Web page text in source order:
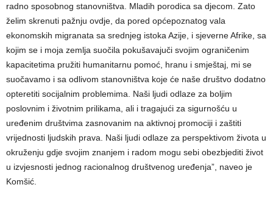
radno sposobnog stanovništva. Mladih porodica sa djecom. Zato
želim skrenuti pažnju ovdje, da pored općepoznatog vala
ekonomskih migranata sa srednjeg istoka Azije, i sjeverne Afrike, sa
kojim se i moja zemlja suočila pokušavajuči svojim ograničenim
kapacitetima pružiti humanitarnu pomoć, hranu i smještaj, mi se
suočavamo i sa odlivom stanovništva koje će naše društvo dodatno
opteretiti socijalnim problemima. Naši ljudi odlaze za boljim
poslovnim i životnim prilikama, ali i tragajući za sigurnošću u
uređenim društvima zasnovanim na aktivnoj promociji i zaštiti
vrijednosti ljudskih prava. Naši ljudi odlaze za perspektivom života u
okruženju gdje svojim znanjem i radom mogu sebi obezbjediti život
u izvjesnosti jednog racionalnog društvenog uređenja”, naveo je
Komšić.